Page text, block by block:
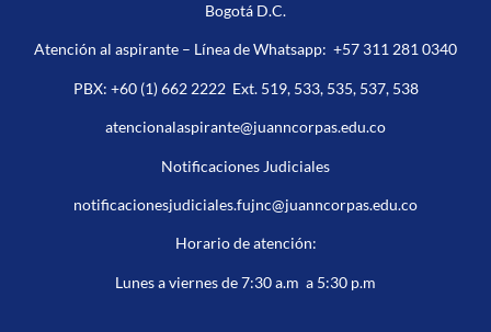
Bogotá D.C.
Atención al aspirante – Línea de Whatsapp: +57 311 281 0340
PBX: +60 (1) 662 2222Ext. 519, 533, 535, 537, 538
atencionalaspirante@juanncorpas.edu.co
Notificaciones Judiciales
notificacionesjudiciales.fujnc@juanncorpas.edu.co
Horario de atención:
Lunes a viernes de 7:30 a.m a 5:30 p.m